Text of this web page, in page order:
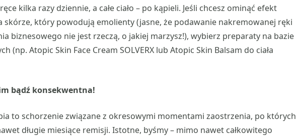
kilka razy dziennie, a całe ciało – po kąpieli. Jeśli chcesz ominąć efekt
skórze, który powodują emolienty (jasne, że podawanie nakremowanej ręki
biznesowego nie jest rzeczą, o jakiej marzysz!), wybierz preparaty na bazie
(np. Atopic Skin Face Cream SOLVERX lub Atopic Skin Balsam do ciała
bądź konsekwentna!
to schorzenie związane z okresowymi momentami zaostrzenia, po których
długie miesiące remisji. Istotne, byśmy – mimo nawet całkowitego